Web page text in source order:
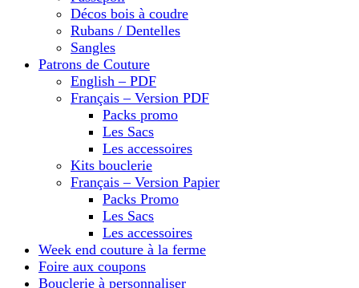
Décos bois à coudre
Rubans / Dentelles
Sangles
Patrons de Couture
English – PDF
Français – Version PDF
Packs promo
Les Sacs
Les accessoires
Kits bouclerie
Français – Version Papier
Packs Promo
Les Sacs
Les accessoires
Week end couture à la ferme
Foire aux coupons
Bouclerie à personnaliser